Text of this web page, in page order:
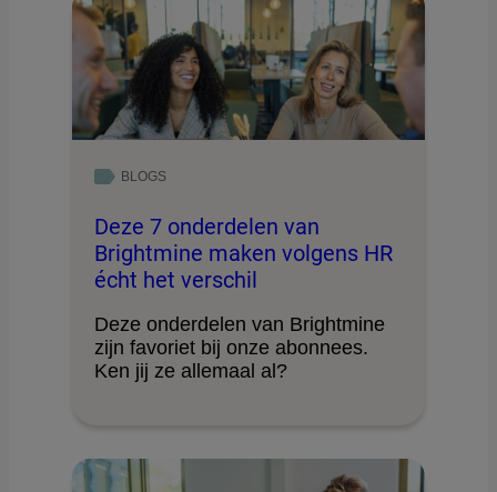
BLOGS
Deze 7 onderdelen van
Brightmine maken volgens HR
écht het verschil
Deze onderdelen van Brightmine
zijn favoriet bij onze abonnees.
Ken jij ze allemaal al?